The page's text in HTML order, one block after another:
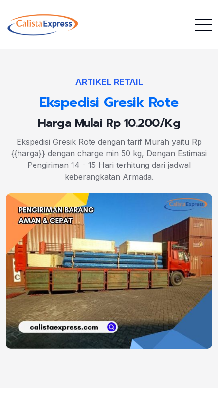
ARTIKEL RETAIL
Ekspedisi Gresik Rote
Harga Mulai Rp 10.200/Kg
Ekspedisi Gresik Rote dengan tarif Murah yaitu Rp
{{harga}} dengan charge min 50 kg, Dengan Estimasi
Pengiriman 14 - 15 Hari terhitung dari jadwal
keberangkatan Armada.